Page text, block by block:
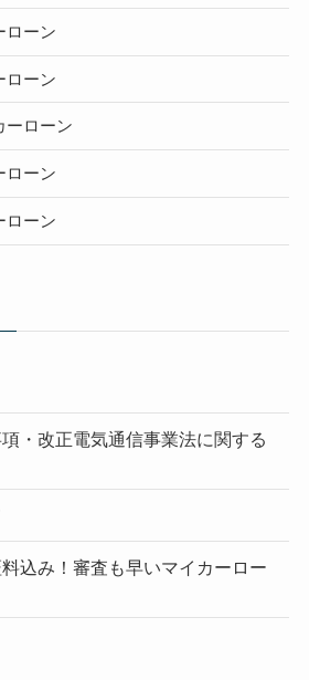
ローン
ローン
ーローン
ローン
ローン
・改正電気通信事業法に関する
込み！審査も早いマイカーロー